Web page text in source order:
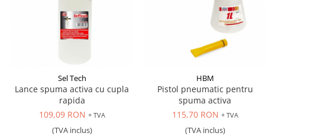
Sel Tech
Lance spuma activa cu cupla
rapida
109,09 RON + TVA
(TVA inclus)
HBM
Pistol pneumatic pentru
spuma activa
115,70 RON + TVA
(TVA inclus)